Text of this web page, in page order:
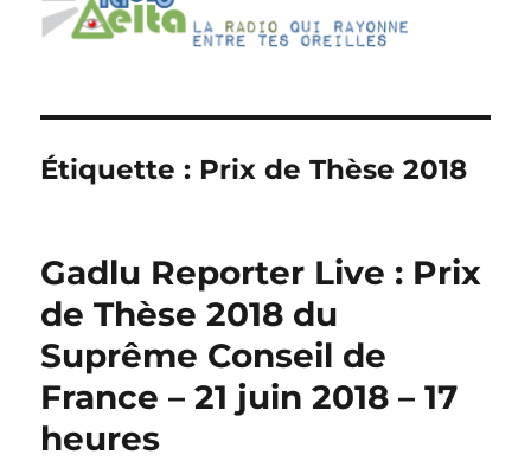
Étiquette : Prix de Thèse 2018
Gadlu Reporter Live : Prix
de Thèse 2018 du
Suprême Conseil de
France – 21 juin 2018 – 17
heures